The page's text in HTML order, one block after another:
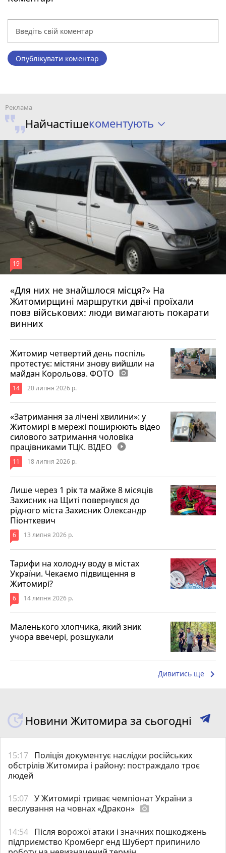
Опублікувати коментар
Найчастішекоментують
«Для них не знайшлося місця?» На
Житомирщині маршрутки двічі проїхали
повз військових: люди вимагають покарати
винних
19
17 липня 2026 р.
Житомир четвертий день поспіль
протестує: містяни знову вийшли на
майдан Корольова. ФОТО photo_camera
14 20 липня 2026 р.
«Затримання за лічені хвилини»: у
Житомирі в мережі поширюють відео
силового затримання чоловіка
працівниками ТЦК. ВІДЕО play_circle_filled
11 18 липня 2026 р.
Лише через 1 рік та майже 8 місяців
Захисник на Щиті повернувся до
рідного міста Захисник Олександр
Піонткевич
6 13 липня 2026 р.
Тарифи на холодну воду в містах
України. Чекаємо підвищення в
Житомирі?
6 14 липня 2026 р.
Маленького хлопчика, який зник
учора ввечері, розшукали
Дивитись ще keyboard_arrow_right
Новини Житомира за сьогодні
15:17 Поліція документує наслідки російських
обстрілів Житомира і району: постраждало троє
людей
15:07 У Житомирі триває чемпіонат України з
веслування на човнах «Дракон» photo_camera
14:54 Після ворожої атаки і значних пошкоджень
підприємство Кромберг енд Шуберт припинило